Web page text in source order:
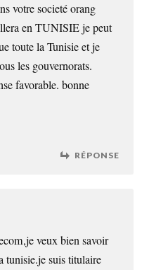
votre societé orang
en TUNISIE je peut
toute la Tunisie et je
les gouvernorats.
favorable. bonne
RÉPONSE
veux bien savoir
tunisie.je suis titulaire